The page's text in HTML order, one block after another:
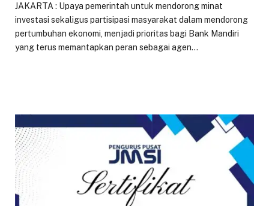
JAKARTA : Upaya pemerintah untuk mendorong minat
investasi sekaligus partisipasi masyarakat dalam mendorong
pertumbuhan ekonomi, menjadi prioritas bagi Bank Mandiri
yang terus memantapkan peran sebagai agen…